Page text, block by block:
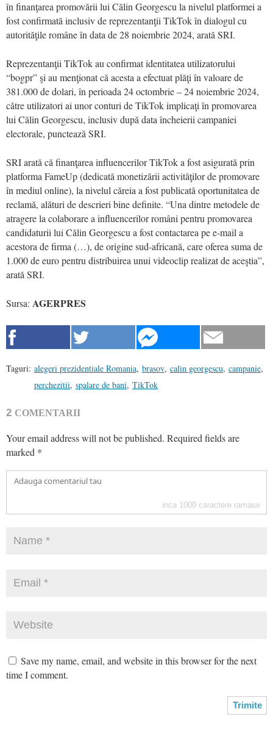
în finanţarea promovării lui Călin Georgescu la nivelul platformei a
fost confirmată inclusiv de reprezentanţii TikTok în dialogul cu
autorităţile române în data de 28 noiembrie 2024, arată SRI.
Reprezentanţii TikTok au confirmat identitatea utilizatorului
“bogpr” şi au menţionat că acesta a efectuat plăţi în valoare de
381.000 de dolari, în perioada 24 octombrie – 24 noiembrie 2024,
către utilizatori ai unor conturi de TikTok implicaţi în promovarea
lui Călin Georgescu, inclusiv după data încheierii campaniei
electorale, punctează SRI.
SRI arată că finanţarea influencerilor TikTok a fost asigurată prin
platforma FameUp (dedicată monetizării activităţilor de promovare
în mediul online), la nivelul căreia a fost publicată oportunitatea de
reclamă, alături de descrieri bine definite. “Una dintre metodele de
atragere la colaborare a influencerilor români pentru promovarea
candidaturii lui Călin Georgescu a fost contactarea pe e-mail a
acestora de firma (…), de origine sud-africană, care oferea suma de
1.000 de euro pentru distribuirea unui videoclip realizat de aceştia”,
arată SRI.
Sursa: AGERPRES
Taguri: alegeri prezidentiale Romania, brasov, calin georgescu, campanie,
perchezitii, spalare de bani, TikTok
2 COMENTARII
Your email address will not be published. Required fields are
marked *
inca 1000 caractere ramase
Save my name, email, and website in this browser for the next
time I comment.